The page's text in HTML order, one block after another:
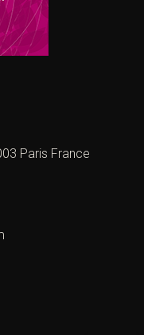
Paris France